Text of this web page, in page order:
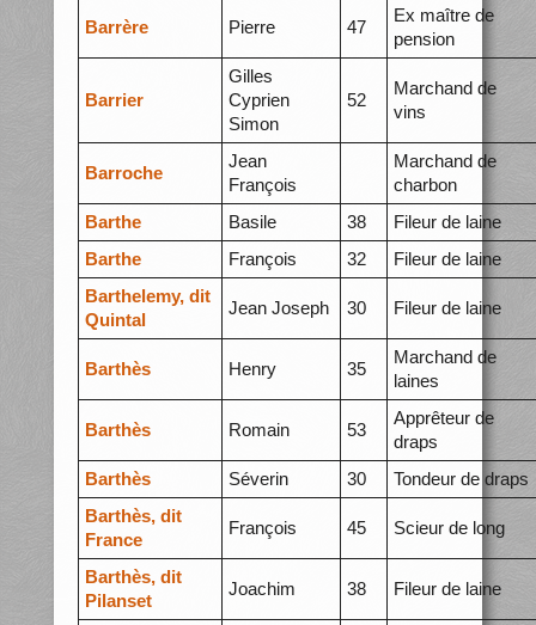
Barrère Pierre 47
Ex maître de
pension
Barrier
Gilles
Cyprien
Simon
52
Marchand de
vins
Barroche
Jean
François
Marchand de
charbon
Barthe
Basile 38
Fileur de laine
Barthe
François 32
Fileur de laine
Barthelemy, dit
Quintal
Jean Joseph 30 Fileur de laine
Barthès Henry 35
Marchand de
laines
Barthès Romain 53
Apprêteur de
draps
Barthès
Séverin 30
Tondeur de draps
Barthès, dit
France
François 45 Scieur de long
Barthès, dit
Pilanset
Joachim 38 Fileur de laine